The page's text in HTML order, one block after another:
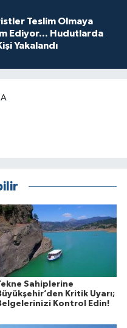
Teslim Olmaya
Ediyor... Hudutlarda
Yakalandı
Sahiplerine
Kritik Uyarı;
Kontrol Edin!